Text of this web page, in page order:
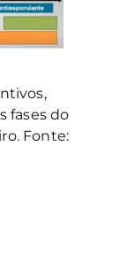
fases do
Fonte: